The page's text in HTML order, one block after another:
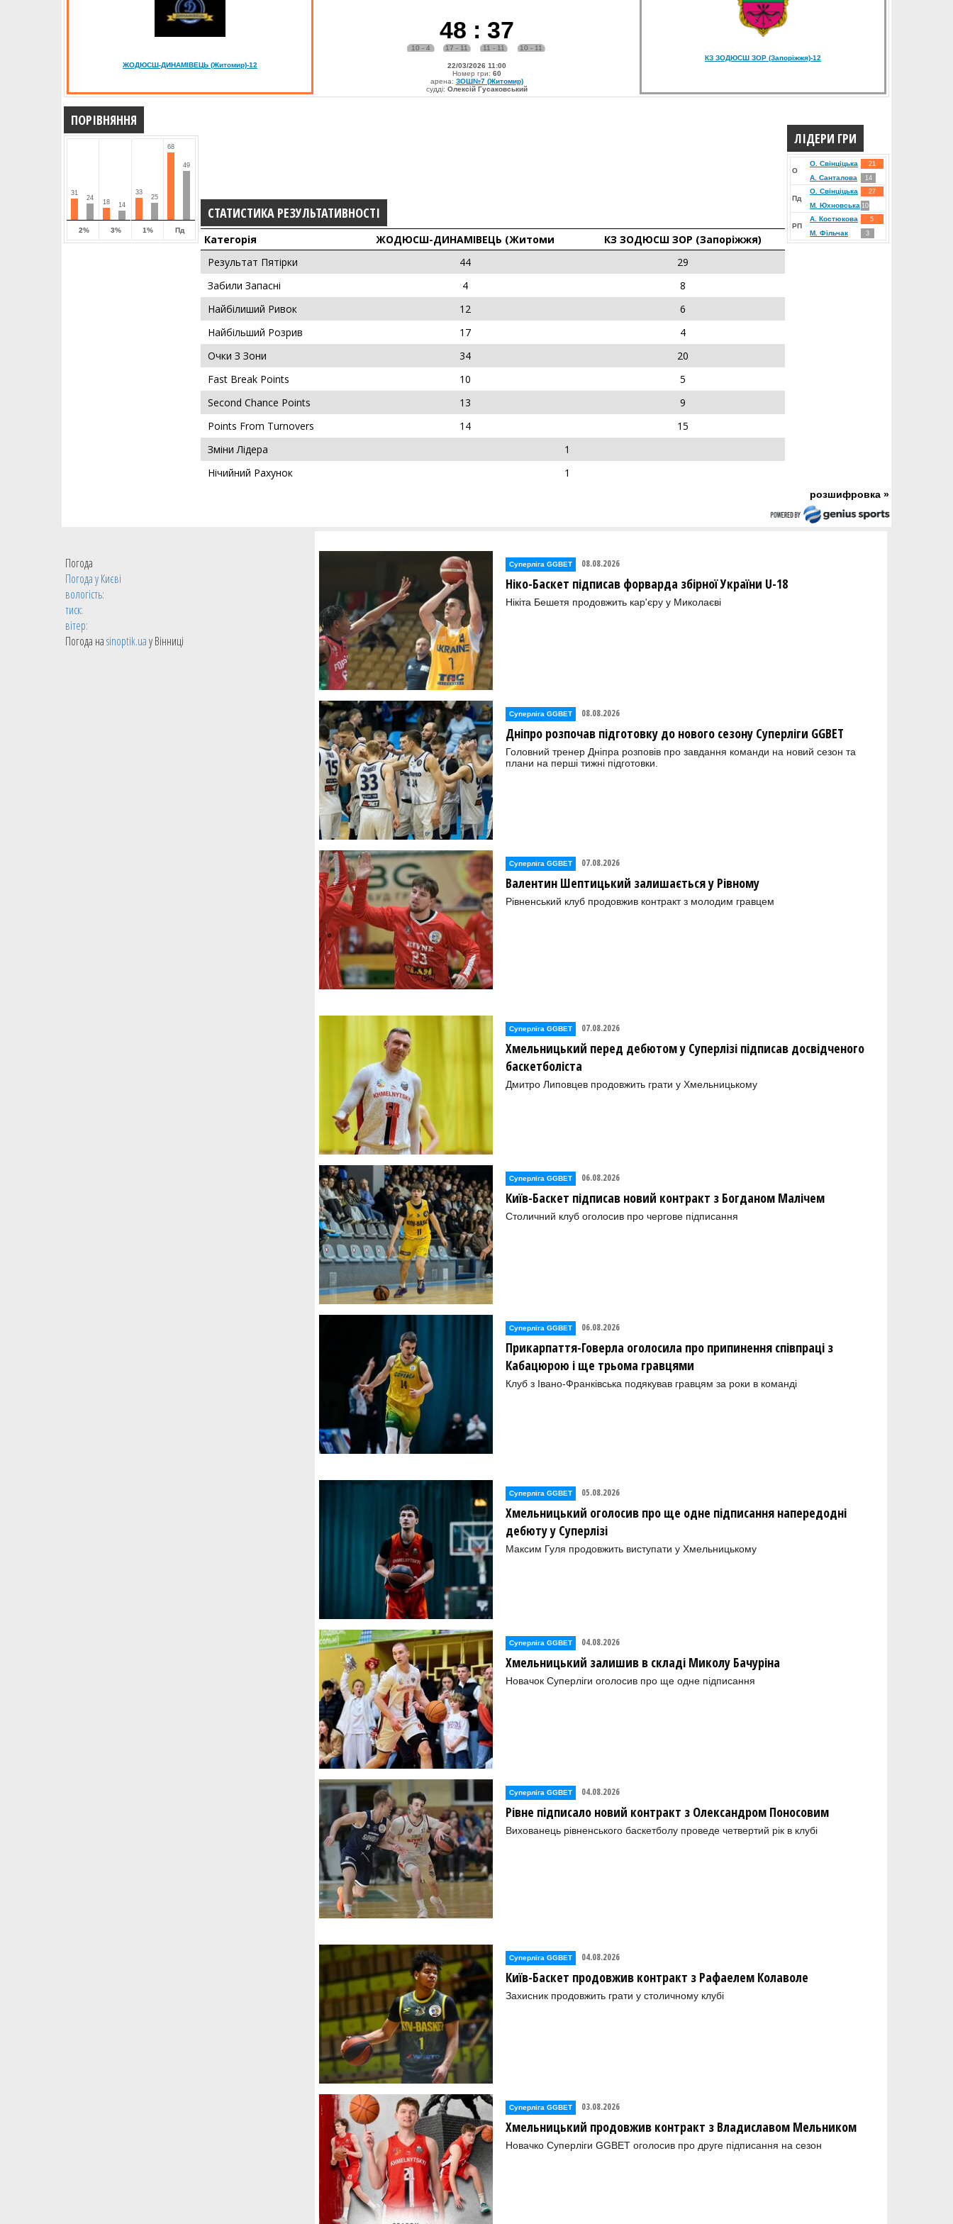
ЖОДЮСШ-ДИНАМІВЕЦЬ (Житомир)-12
48 : 37
10 - 4 17 - 11 11 - 11 10 - 11
22/03/2026 11:00
Номер гри: 60
арена: ЗОШ№7 (Житомир)
судді: Олексій Гусаковський
КЗ ЗОДЮСШ ЗОР (Запоріжжя)-12
ПОРІВНЯННЯ
31
24
2%
18 14
3%
33
25
1%
68
49
Пд
СТАТИСТИКА РЕЗУЛЬТАТИВНОСТІ
Категорія ЖОДЮСШ-ДИНАМІВЕЦЬ (Житоми
КЗ ЗОДЮСШ ЗОР (Запоріжжя)
Результат Пятірки
44
29
Забили Запасні
4
8
Найбілиший Ривок
12
6
Найбільший Розрив
17
4
Очки З Зони
34
20
Fast Break Points
10
5
Second Chance Points
13
9
Points From Turnovers
14
15
Зміни Лідера
1
Нічийний Рахунок
1
ЛІДЕРИ ГРИ
О
О. Свінціцька 21
А. Санталова 14
Пд
О. Свінціцька 27
М. Юхновська 10
РП
А. Костюкова 5
М. Фільчак 3
розшифровка »
Погода
Погода уКиєві
вологість:
тиск:
вітер:
Погода наsinoptik.uaу Вінниці
Суперліга GGBET 08.08.2026
Ніко-Баскет підписав форварда збірної України U-18
Нікіта Бешетя продовжить кар'єру у Миколаєві
Суперліга GGBET 08.08.2026
Дніпро розпочав підготовку до нового сезону Суперліги GGBET
Головний тренер Дніпра розповів про завдання команди на новий сезон та
плани на перші тижні підготовки.
Суперліга GGBET 07.08.2026
Валентин Шептицький залишається у Рівному
Рівненський клуб продовжив контракт з молодим гравцем
Суперліга GGBET 07.08.2026
Хмельницький перед дебютом у Суперлізі підписав досвідченого
баскетболіста
Дмитро Липовцев продовжить грати у Хмельницькому
Суперліга GGBET 06.08.2026
Київ-Баскет підписав новий контракт з Богданом Малічем
Столичний клуб оголосив про чергове підписання
Суперліга GGBET 06.08.2026
Прикарпаття-Говерла оголосила про припинення співпраці з
Кабацюрою і ще трьома гравцями
Клуб з Івано-Франківська подякував гравцям за роки в команді
Суперліга GGBET 05.08.2026
Хмельницький оголосив про ще одне підписання напередодні
дебюту у Суперлізі
Максим Гуля продовжить виступати у Хмельницькому
Суперліга GGBET 04.08.2026
Хмельницький залишив в складі Миколу Бачуріна
Новачок Суперліги оголосив про ще одне підписання
Суперліга GGBET 04.08.2026
Рівне підписало новий контракт з Олександром Поносовим
Вихованець рівненського баскетболу проведе четвертий рік в клубі
Суперліга GGBET 04.08.2026
Київ-Баскет продовжив контракт з Рафаелем Колаволе
Захисник продовжить грати у столичному клубі
Суперліга GGBET 03.08.2026
Хмельницький продовжив контракт з Владиславом Мельником
Новачко Суперліги GGBET оголосив про друге підписання на сезон